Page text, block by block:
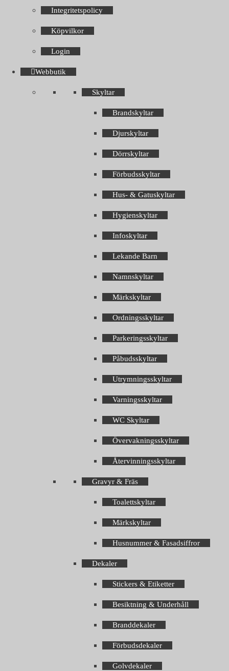
Integritetspolicy
Köpvilkor
Login
Webbutik
Skyltar
Brandskyltar
Djurskyltar
Dörrskyltar
Förbudsskyltar
Hus- & Gatuskyltar
Hygienskyltar
Infoskyltar
Lekande Barn
Namnskyltar
Märkskyltar
Ordningsskyltar
Parkeringsskyltar
Påbudsskyltar
Utrymningsskyltar
Varningsskyltar
WC Skyltar
Övervakningsskyltar
Återvinningsskyltar
Gravyr & Fräs
Toalettskyltar
Märkskyltar
Husnummer & Fasadsiffror
Dekaler
Stickers & Etiketter
Besiktning & Underhåll
Branddekaler
Förbudsdekaler
Golvdekaler